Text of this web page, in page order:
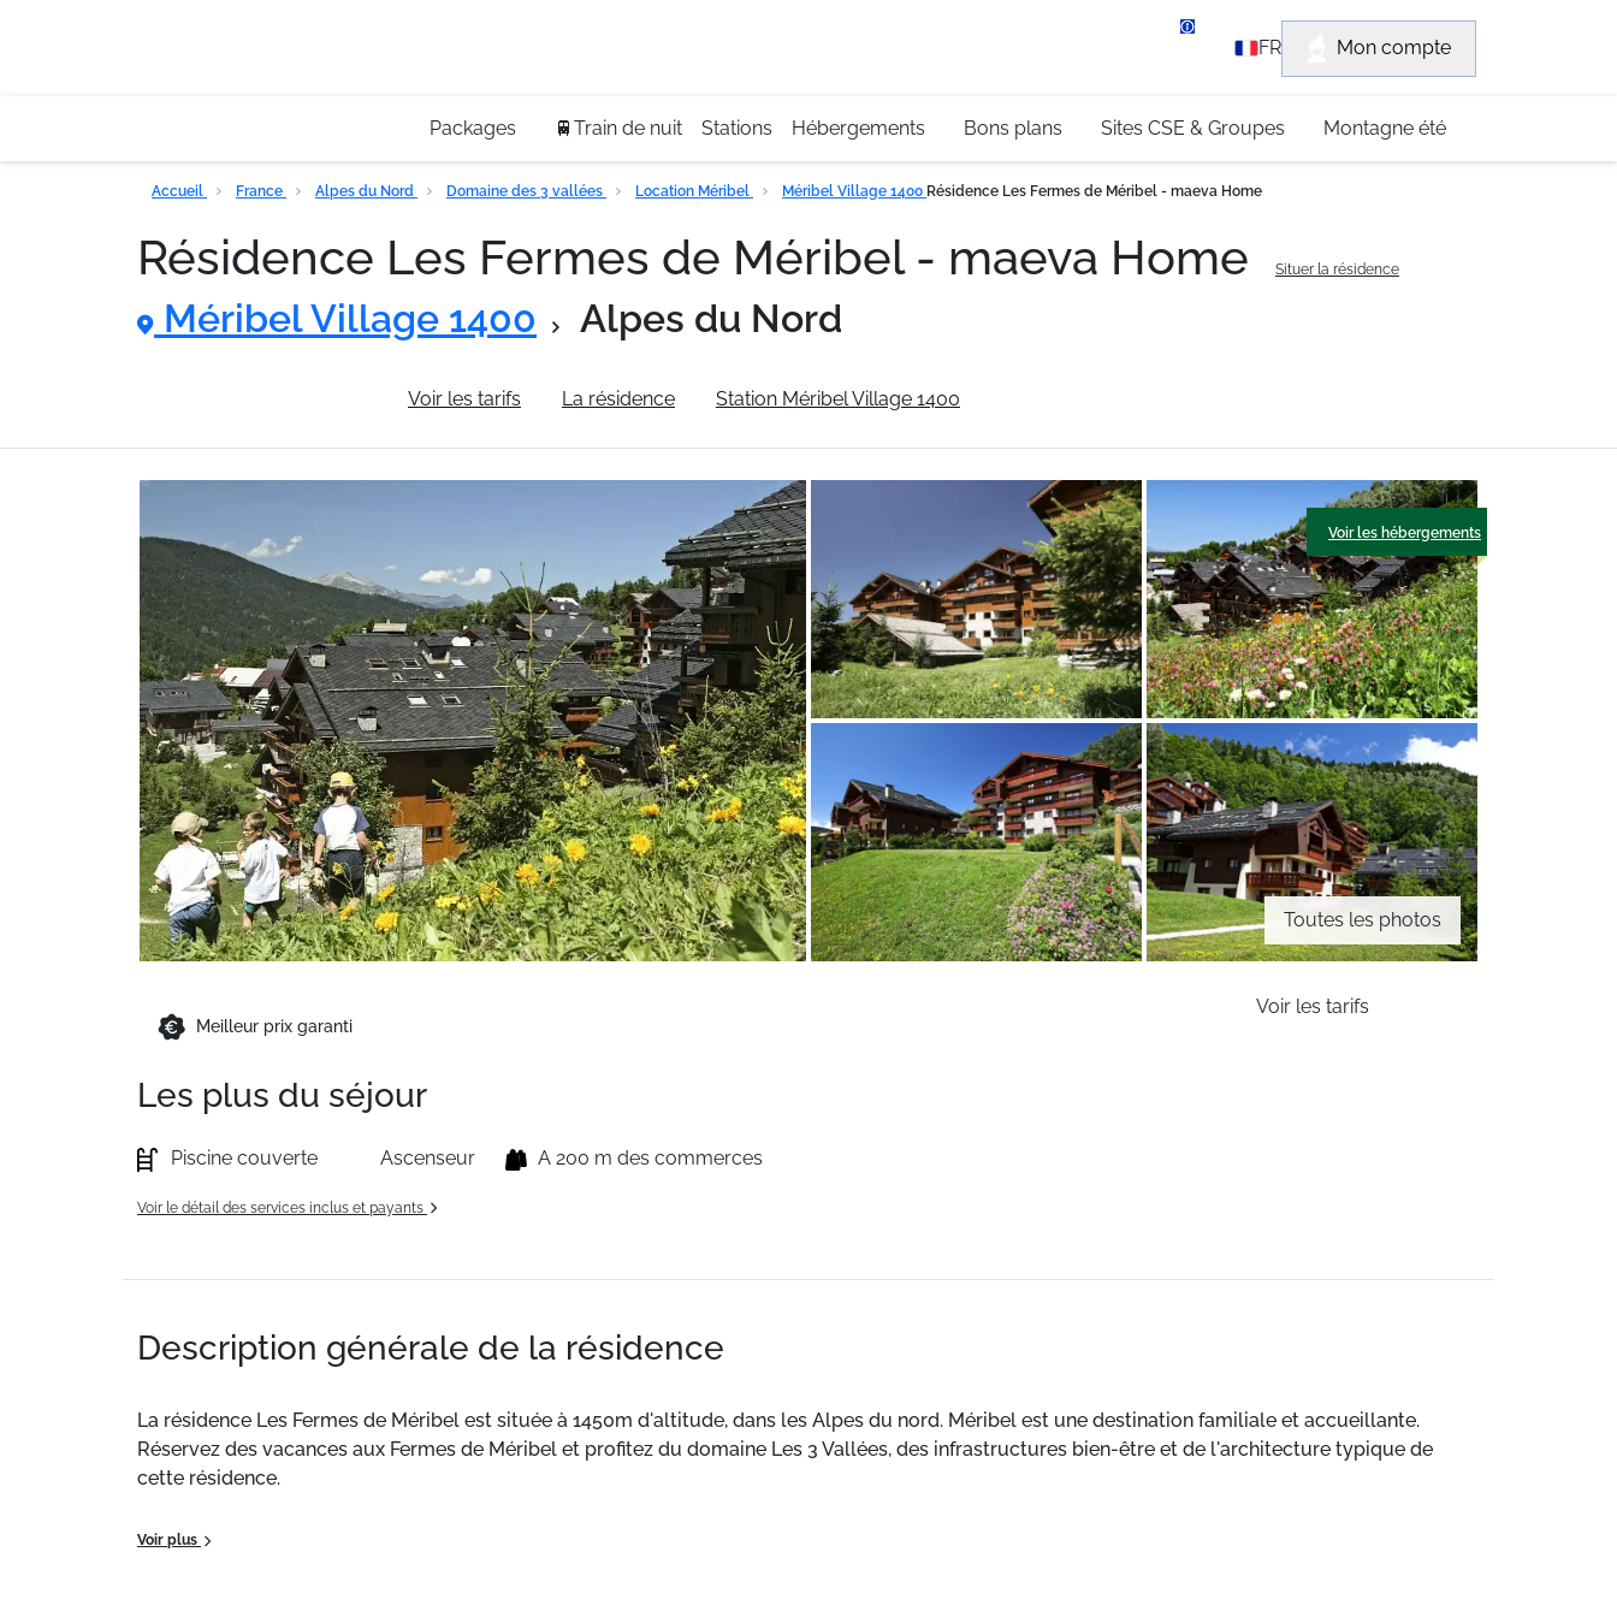
+33 (0)4 79 96 30 69
FR Mon compte
Packages 🚆Train de nuit Stations Hébergements Bons plans Sites CSE & Groupes Montagne été
Accueil France Alpes du Nord Domaine des 3 vallées Location Méribel Méribel Village 1400 Résidence Les Fermes de Méribel - maeva Home
Résidence Les Fermes de Méribel - maeva Home Situer la résidence
Méribel Village 1400 Alpes du Nord
Voir les tarifs La résidence Station Méribel Village 1400
Toutes les photos
Voir les hébergements
Meilleur prix garanti
Voir les tarifs
Les plus du séjour
Piscine couverte Ascenseur A 200 m des commerces
Voir le détail des services inclus et payants
Description générale de la résidence
La résidence Les Fermes de Méribel est située à 1450m d'altitude, dans les Alpes du nord. Méribel est une destination familiale et accueillante.
Réservez des vacances aux Fermes de Méribel et profitez du domaine Les 3 Vallées, des infrastructures bien-être et de l'architecture typique de
cette résidence.
La location de vacances aux Fermes de Méribel est placée sous le signe de l’authenticité et de la convivialité.
Voir plus